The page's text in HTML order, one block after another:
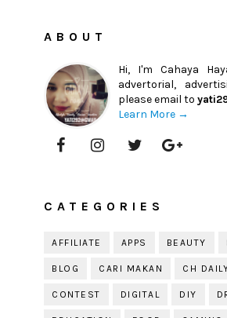
ABOUT
Hi, I'm Cahaya
advertorial,
please email to
Learn More →
CATEGORIES
AFFILIATE APPS BEAUTY
BLOG CARI MAKAN CH
CONTEST DIGITAL DIY